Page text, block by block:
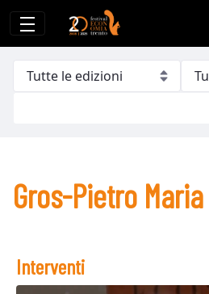
Gros-Pietro Maria Gian
Gros-Pietro
Interventi